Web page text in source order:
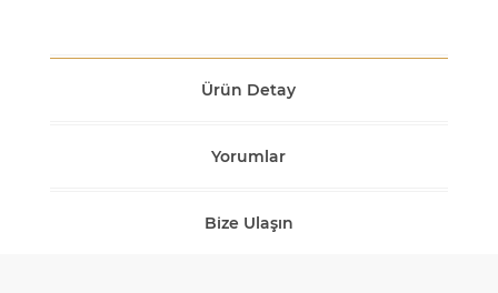
Ürün Detay
Yorumlar
Bize Ulaşın